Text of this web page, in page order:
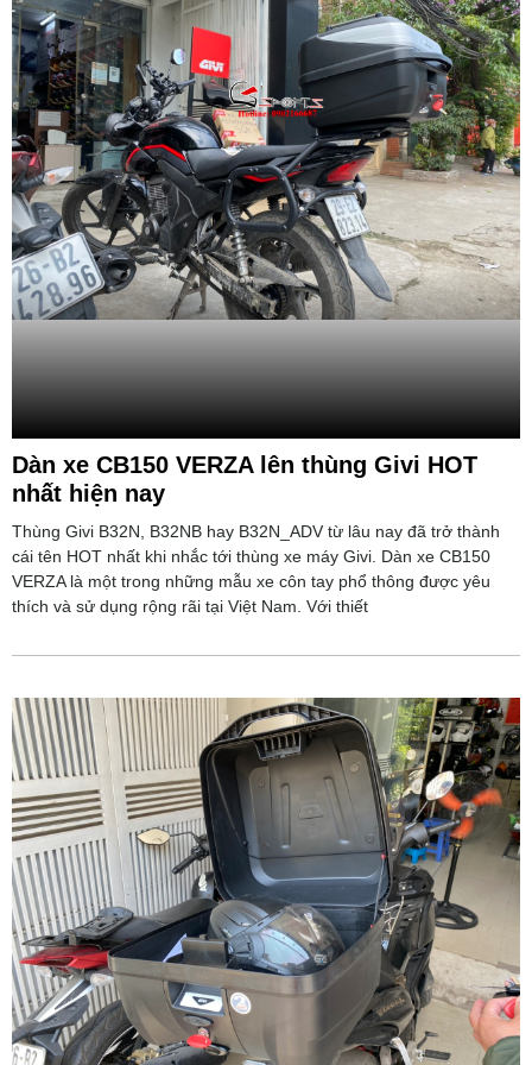
Dàn xe CB150 VERZA lên thùng Givi HOT
nhất hiện nay
Thùng Givi B32N, B32NB hay B32N_ADV từ lâu nay đã trở thành
cái tên HOT nhất khi nhắc tới thùng xe máy Givi. Dàn xe CB150
VERZA là một trong những mẫu xe côn tay phổ thông được yêu
thích và sử dụng rộng rãi tại Việt Nam. Với thiết